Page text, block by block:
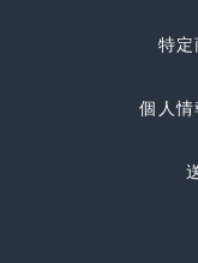
特
個人